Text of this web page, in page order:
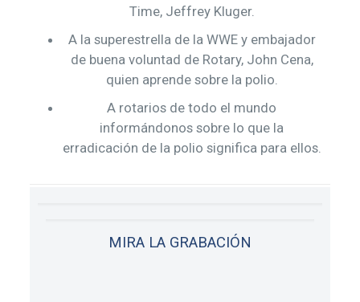
Time, Jeffrey Kluger.
A la superestrella de la WWE y embajador
de buena voluntad de Rotary, John Cena,
quien aprende sobre la polio.
A rotarios de todo el mundo
informándonos sobre lo que la
erradicación de la polio significa para ellos.
MIRA LA GRABACIÓN